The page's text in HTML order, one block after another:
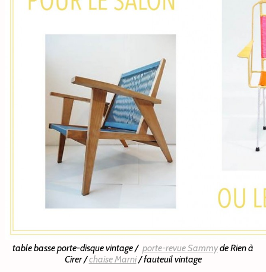
table basse porte-disque vintage / porte-revue Sammyde Rien à
Cirer /chaise Marni/ fauteuil vintage